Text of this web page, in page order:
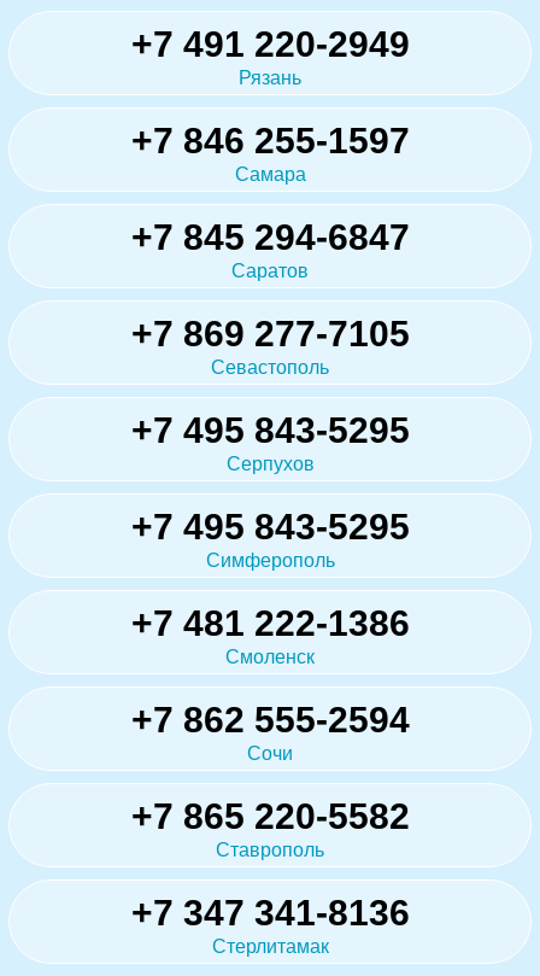
+7 491 220-2949
Рязань
+7 846 255-1597
Самара
+7 845 294-6847
Саратов
+7 869 277-7105
Севастополь
+7 495 843-5295
Серпухов
+7 495 843-5295
Симферополь
+7 481 222-1386
Смоленск
+7 862 555-2594
Сочи
+7 865 220-5582
Ставрополь
+7 347 341-8136
Стерлитамак